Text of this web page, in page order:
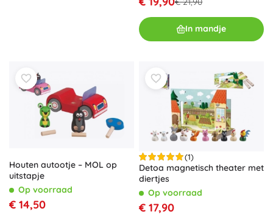
In mandje
Houten autootje – MOL op
uitstapje
Op voorraad
€ 14,50
(1)
Detoa magnetisch theater met
diertjes
Op voorraad
€ 17,90